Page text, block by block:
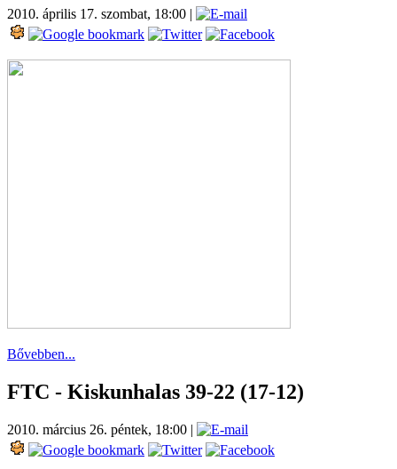
2010. április 17. szombat, 18:00 |
Bővebben...
FTC - Kiskunhalas 39-22 (17-12)
2010. március 26. péntek, 18:00 |